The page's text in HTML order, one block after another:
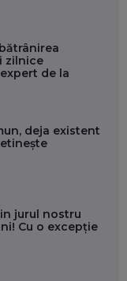
zilnice
de la
deja existent
jurul nostru
Cu o excepție